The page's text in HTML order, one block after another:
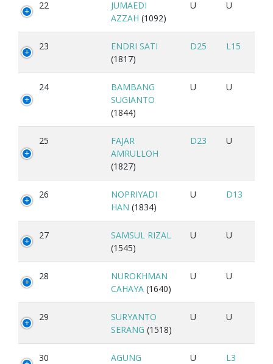
22
JUMAEDI
AZZAH (1092)
U U
23
ENDRI SATI
(1817)
D25 L15
24
BAMBANG
SUGIANTO
(1844)
U U
25
FAJAR
AMRULLOH
(1827)
D23 U
26
NOPRIYADI
HAN (1834)
U D13
27
SAMSUL RIZAL
(1545)
U U
28
NUROKHMAN
CAHAYA (1640)
U U
29
SURYANTO
SERANG (1518)
U U
30
AGUNG
U L3